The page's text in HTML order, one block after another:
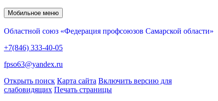
Мобильное меню
Областной союз «Федерация профсоюзов Самарской области»
+7(846) 333-40-05
fpso63@yandex.ru
Открыть поиск Карта сайта Включить версию для
слабовидящих Печать страницы